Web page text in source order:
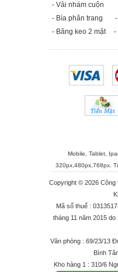
- Vải nhám cuộn
- Bìa phân trang
- Băng keo 2 mặt
-
Mobile, Tablet,
320px,480px,768px.
Copyright © 2026 Công
Mã số thuế :
tháng 11 năm 2015
Văn phòng : 69/23/13
Bình
Kho hàng 1 : 310/6